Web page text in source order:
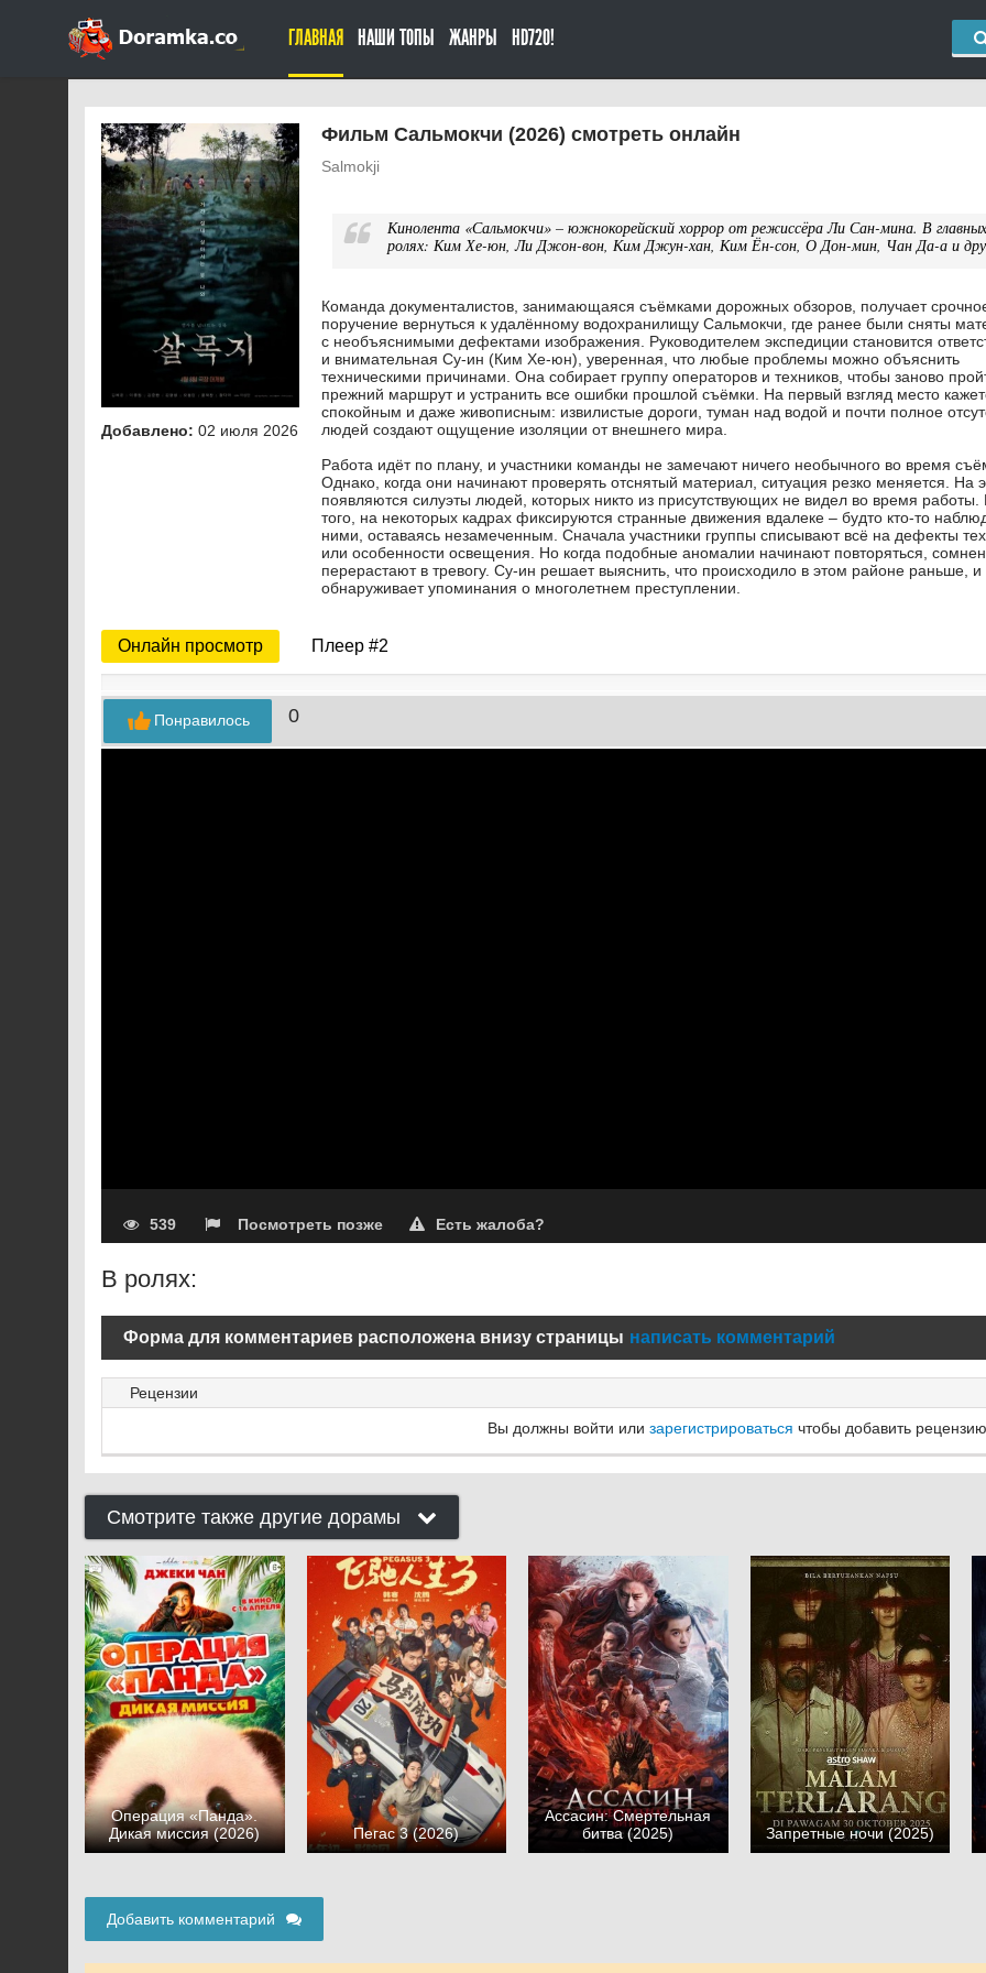
ГЛАВНАЯ НАШИ ТОПЫ ЖАНРЫ HD720!
Фильм Сальмокчи (2026) смотреть онлайн
Salmokji
Кинолента «Сальмокчи» – южнокорейский хоррор от режиссёра Ли Сан-мина. В главных
ролях: Ким Хе-юн, Ли Джон-вон, Ким Джун-хан, Ким Ён-сон, О Дон-мин, Чан Да-а и
Команда документалистов, занимающаяся съёмками дорожных обзоров, получает
поручение вернуться к удалённому водохранилищу Сальмокчи, где ранее были сняты
с необъяснимыми дефектами изображения. Руководителем экспедиции становится
и внимательная Су-ин (Ким Хе-юн), уверенная, что любые проблемы можно объяснить
техническими причинами. Она собирает группу операторов и техников, чтобы заново
прежний маршрут и устранить все ошибки прошлой съёмки. На первый взгляд место
спокойным и даже живописным: извилистые дороги, туман над водой и почти полное
людей создают ощущение изоляции от внешнего мира.
Работа идёт по плану, и участники команды не замечают ничего необычного во время
Однако, когда они начинают проверять отснятый материал, ситуация резко меняется. На
появляются силуэты людей, которых никто из присутствующих не видел во время работы.
того, на некоторых кадрах фиксируются странные движения вдалеке – будто кто-то
ними, оставаясь незамеченным. Сначала участники группы списывают всё на дефекты
или особенности освещения. Но когда подобные аномалии начинают повторяться,
перерастают в тревогу. Су-ин решает выяснить, что происходило в этом районе раньше, и
обнаруживает упоминания о многолетнем преступлении.
Добавлено: 02 июля 2026
Онлайн просмотр Плеер #2
0
Понравилось
539 Посмотреть позже Есть жалоба?
В ролях:
Форма для комментариев расположена внизу страницы написать комментарий
Рецензии
Вы должны войти или зарегистрироваться чтобы добавить рецензию.
Смотрите также другие дорамы
Операция «Панда».
Дикая миссия (2026)
Пегас 3 (2026)
Ассасин: Смертельная
битва (2025)
Запретные ночи (2025)
Добавить комментарий